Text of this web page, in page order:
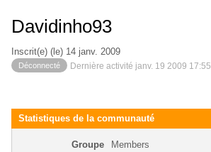
Davidinho93
Inscrit(e) (le) 14 janv. 2009
Déconnecté Dernière activité janv. 19 2009 17:55
Statistiques de la communauté
Groupe
Members